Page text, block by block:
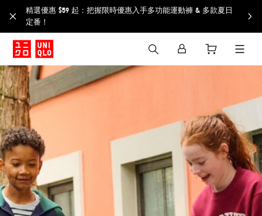
精選優惠 $59 起：把握限時優惠入手多功能運動褲 & 多款夏日
定番！​